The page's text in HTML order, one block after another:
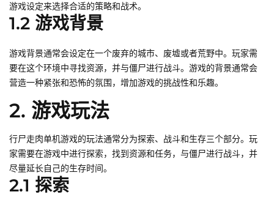
游戏设定来选择合适的策略和战术。
1.2 游戏背景
游戏背景通常会设定在一个废弃的城市、废墟或者荒野中。玩家需
要在这个环境中寻找资源，并与僵尸进行战斗。游戏的背景通常会
营造一种紧张和恐怖的氛围，增加游戏的挑战性和乐趣。
2. 游戏玩法
行尸走肉单机游戏的玩法通常分为探索、战斗和生存三个部分。玩
家需要在游戏中进行探索，找到资源和任务，与僵尸进行战斗，并
尽量延长自己的生存时间。
2.1 探索